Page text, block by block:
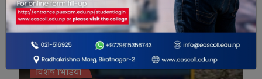
विशेष भिडियो